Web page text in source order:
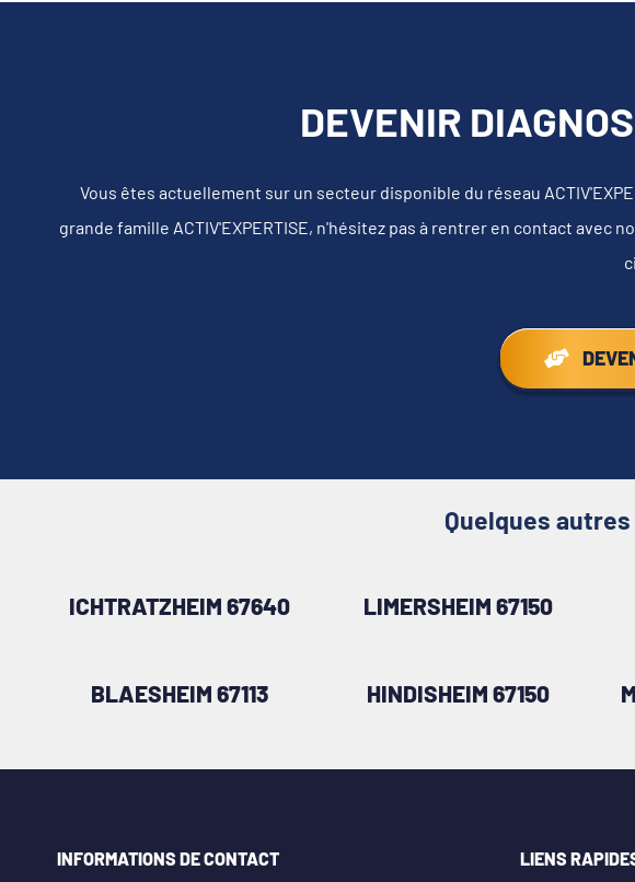
DEVENIR
Vous êtes actuellement sur un secteur disponible du réseau
grande famille ACTIV'EXPERTISE, n'hésitez pas à rentrer en contact
Quelques
ICHTRATZHEIM 67640 LIMERSHEIM 67150
BLAESHEIM 67113 HINDISHEIM 67150
INFORMATIONS DE CONTACT LIENS